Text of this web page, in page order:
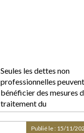
Seules les dettes non
professionnelles peuvent
bénéficier des mesures
traitement du
surendettement des
particuliersPublié le : 15/11/